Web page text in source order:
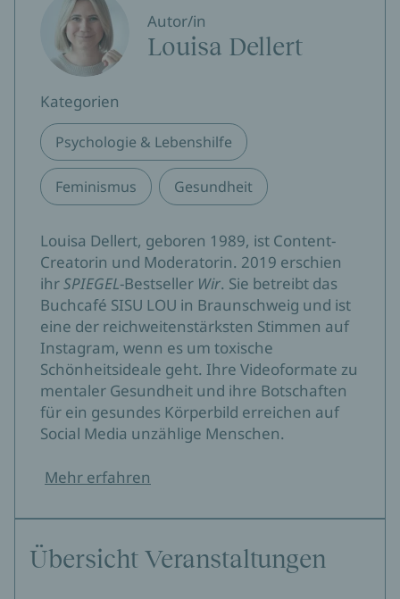
Autor/in
Louisa Dellert
Kategorien
Psychologie & Lebenshilfe
Feminismus Gesundheit
Louisa Dellert, geboren 1989, ist Content-
Creatorin und Moderatorin. 2019 erschien
ihrSPIEGEL-Bestseller Wir. Sie betreibt das
Buchcafé SISU LOU in Braunschweig und ist
eine der reichweitenstärksten Stimmen auf
Instagram, wenn es um toxische
Schönheitsideale geht. Ihre Videoformate zu
mentaler Gesundheit und ihre Botschaften
für ein gesundes Körperbild erreichen auf
Social Media unzählige Menschen.
Mehr erfahren
Übersicht Veranstaltungen